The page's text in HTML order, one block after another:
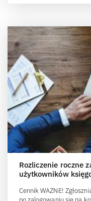
Rozliczenie roczne
użytkowników
Cennik WAŻNE!